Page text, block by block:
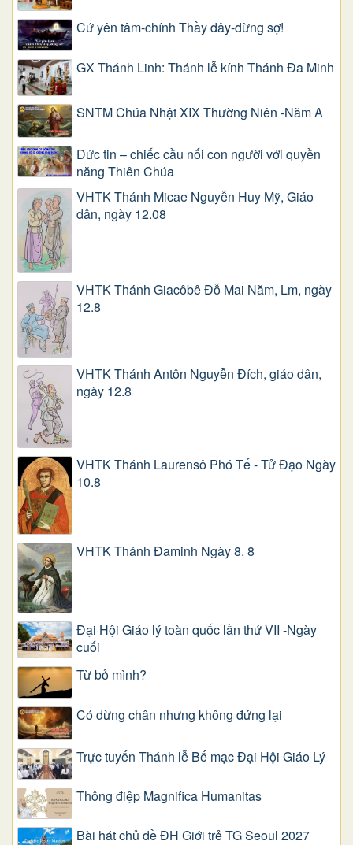
Cứ yên tâm-chính Thầy đây-đừng sợ!
GX Thánh Linh: Thánh lễ kính Thánh Đa Minh
SNTM Chúa Nhật XIX Thường Niên -Năm A
Đức tin – chiếc cầu nối con người với quyền
năng Thiên Chúa
VHTK Thánh Micae Nguyễn Huy Mỹ, Giáo
dân, ngày 12.08
VHTK Thánh Giacôbê Ðỗ Mai Năm, Lm, ngày
12.8
VHTK Thánh Antôn Nguyễn Ðích, giáo dân,
ngày 12.8
VHTK Thánh Laurensô Phó Tế - Tử Đạo Ngày
10.8
VHTK Thánh Đaminh Ngày 8. 8
Đại Hội Giáo lý toàn quốc lần thứ VII -Ngày
cuối
Từ bỏ mình?
Có dừng chân nhưng không đứng lại
Trực tuyến Thánh lễ Bế mạc Đại Hội Giáo Lý
Thông điệp Magnifica Humanitas
Bài hát chủ đề ĐH Giới trẻ TG Seoul 2027